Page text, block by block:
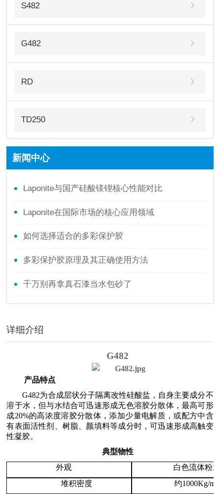
S482
G482
RD
TD250
新闻中心
‌Laponite与国产硅酸镁锂核心性能对比
Laponite在国际市场的核心应用领域
如何选择适合的多彩保护胶
多彩保护胶原理及其正确使用方法
千万别再拿真石漆当水包砂了
详细介绍
G482
产品特点
G482为合成层状分子隔离改性硅酸盐，自身主要成分不
溶于水，但与水结合可迅速形成无色溶胶分散体，最高可形
成20%的高浓度溶胶分散体，添加少量电解质，或配方中含
有表面活性剂、树脂、颜填料等成分时，可迅速形成高触变
性凝胶。
典型物性
外观
白色流体粉末
堆积密度
约1000Kg/m